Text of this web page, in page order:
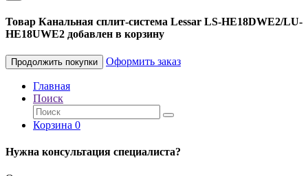
Товар Канальная сплит-система Lessar LS-HE18DWE2/LU-
HE18UWE2 добавлен в корзину
Продолжить покупки Оформить заказ
Главная
Поиск
Корзина 0
Нужна консультация специалиста?